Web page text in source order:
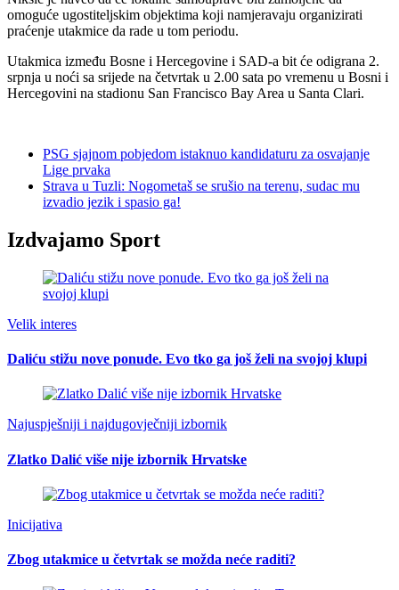
omoguće ugostiteljskim objektima koji namjeravaju organizirati
praćenje utakmice da rade u tom periodu.
Utakmica između Bosne i Hercegovine i SAD-a bit će odigrana 2.
srpnja u noći sa srijede na četvrtak u 2.00 sata po vremenu u Bosni i
Hercegovini na stadionu San Francisco Bay Area u Santa Clari.
PSG sjajnom pobjedom istaknuo kandidaturu za osvajanje
Lige prvaka
Strava u Tuzli: Nogometaš se srušio na terenu, sudac mu
izvadio jezik i spasio ga!
Izdvajamo Sport
Velik interes
Daliću stižu nove ponude. Evo tko ga još želi na svojoj klupi
Najuspješniji i najdugovječniji izbornik
Zlatko Dalić više nije izbornik Hrvatske
Inicijativa
Zbog utakmice u četvrtak se možda neće raditi?